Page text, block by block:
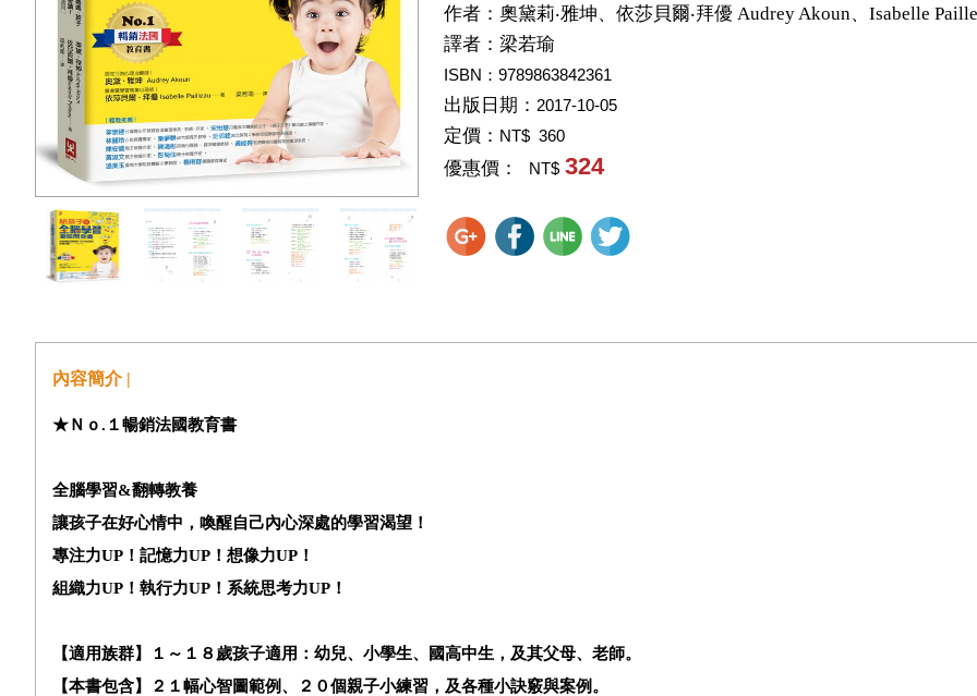
作者： 奧黛莉‧雅坤、依莎貝爾‧拜優 Audrey Akoun、Isabelle
譯者： 梁若瑜
ISBN：9789863842361
出版日期： 2017-10-05
定價： NT$ 360
優惠價： NT$ 324
內容簡介 |
★Ｎｏ.１暢銷法國教育書
全腦學習&翻轉教養
讓孩子在好心情中，喚醒自己內心深處的學習渴望！
專注力UP ！記憶力UP ！想像力UP ！
組織力UP ！執行力UP ！系統思考力UP ！
【適用族群】 １～１８歲孩子適用 ：幼兒、小學生、國高中生，及其父母、老師。
【本書包含】
２１幅心智圖範例、２０個親子小練習，及各種小訣竅與案例。